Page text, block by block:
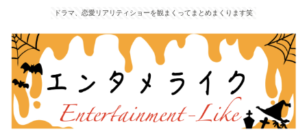
ドラマ、恋愛リアリティショーを観まくってまとめまくります笑